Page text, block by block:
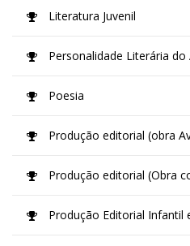
Literatura Juvenil
Personalidade Literária do
Poesia
Produção editorial (obra
Produção editorial (Obra
Produção Editorial Infantil